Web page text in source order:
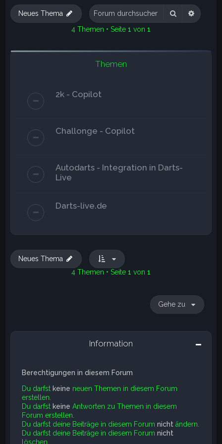
Neues Thema Suche
4 Themen • Seite 1 von 1
Themen
2k - Copilot
Challonge - Copilot
Autodarts - Integration in Darts-
Live
Darts-live.de
Neues Thema
4 Themen • Seite 1 von 1
Gehe zu
Information
Berechtigungen in diesem Forum
Du darfstkeine neuen Themen in diesem Forum
erstellen.
Du darfstkeine Antworten zu Themen in diesem
Forum erstellen.
Du darfst deine Beiträge in diesem Forumnicht ändern.
Du darfst deine Beiträge in diesem Forumnicht
löschen.